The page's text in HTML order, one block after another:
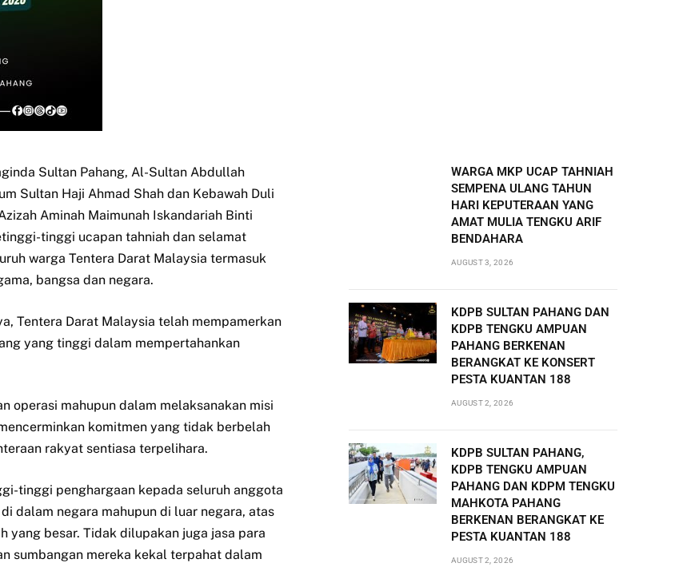
Sultan Pahang, Al-Sultan Abdullah
Sultan Haji Ahmad Shah dan Kebawah Duli
Aminah Maimunah Iskandariah Binti
tinggi ucapan tahniah dan selamat
warga Tentera Darat Malaysia termasuk
bangsa dan negara.
Tentera Darat Malaysia telah mempamerkan
yang tinggi dalam mempertahankan
operasi mahupun dalam melaksanakan misi
komitmen yang tidak berbelah
rakyat sentiasa terpelihara.
tinggi penghargaan kepada seluruh anggota
dalam negara mahupun di luar negara, atas
yang besar. Tidak dilupakan juga jasa para
sumbangan mereka kekal terpahat dalam
WARGA MKP UCAP TAHNIAH
SEMPENA ULANG TAHUN
HARI KEPUTERAAN YANG
AMAT MULIA TENGKU ARIF
BENDAHARA
AUGUST 3, 2026
KDPB SULTAN PAHANG DAN
KDPB TENGKU AMPUAN
PAHANG BERKENAN
BERANGKAT KE KONSERT
PESTA KUANTAN 188
AUGUST 2, 2026
KDPB SULTAN PAHANG,
KDPB TENGKU AMPUAN
PAHANG DAN KDPM TENGKU
MAHKOTA PAHANG
BERKENAN BERANGKAT KE
PESTA KUANTAN 188
AUGUST 2, 2026